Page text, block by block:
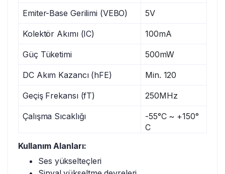
Emiter-Base Gerilimi (VEBO) 5V
Kolektör Akımı (IC) 100mA
Güç Tüketimi 500mW
DC Akım Kazancı (hFE) Min. 120
Geçiş Frekansı (fT) 250MHz
Çalışma Sıcaklığı
-55°C ~ +150°
C
Kullanım Alanları:
Ses yükselteçleri